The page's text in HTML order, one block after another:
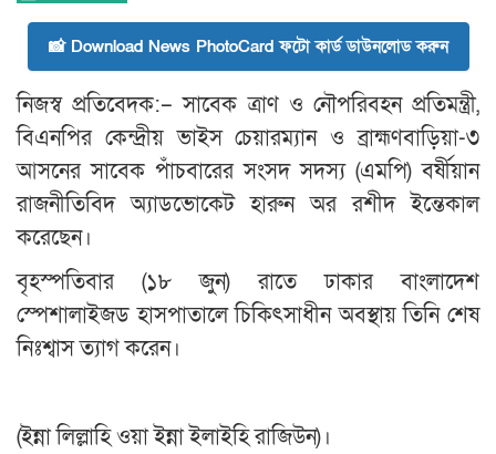
📸 Download News PhotoCard ফটো কার্ড ডাউনলোড করুন
নিজস্ব প্রতিবেদক:– সাবেক ত্রাণ ও নৌপরিবহন প্রতিমন্ত্রী,
বিএনপির কেন্দ্রীয় ভাইস চেয়ারম্যান ও ব্রাহ্মণবাড়িয়া-৩
আসনের সাবেক পাঁচবারের সংসদ সদস্য (এমপি) বর্ষীয়ান
রাজনীতিবিদ অ্যাডভোকেট হারুন অর রশীদ ইন্তেকাল
করেছেন।
বৃহস্পতিবার (১৮ জুন) রাতে ঢাকার বাংলাদেশ
স্পেশালাইজড হাসপাতালে চিকিৎসাধীন অবস্থায় তিনি শেষ
নিঃশ্বাস ত্যাগ করেন।
(ইন্না লিল্লাহি ওয়া ইন্না ইলাইহি রাজিউন)।